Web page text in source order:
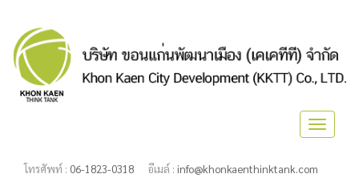
Toggle
โทรศัพท์ : 06-1823-0318 อีเมล์ : info@khonkaenthinktank.com